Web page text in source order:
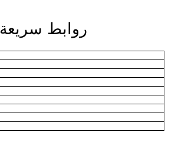
روابط سريعة